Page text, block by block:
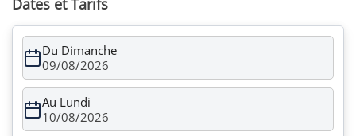
Dates et Tarifs
Du Dimanche
09/08/2026
Au Lundi
10/08/2026